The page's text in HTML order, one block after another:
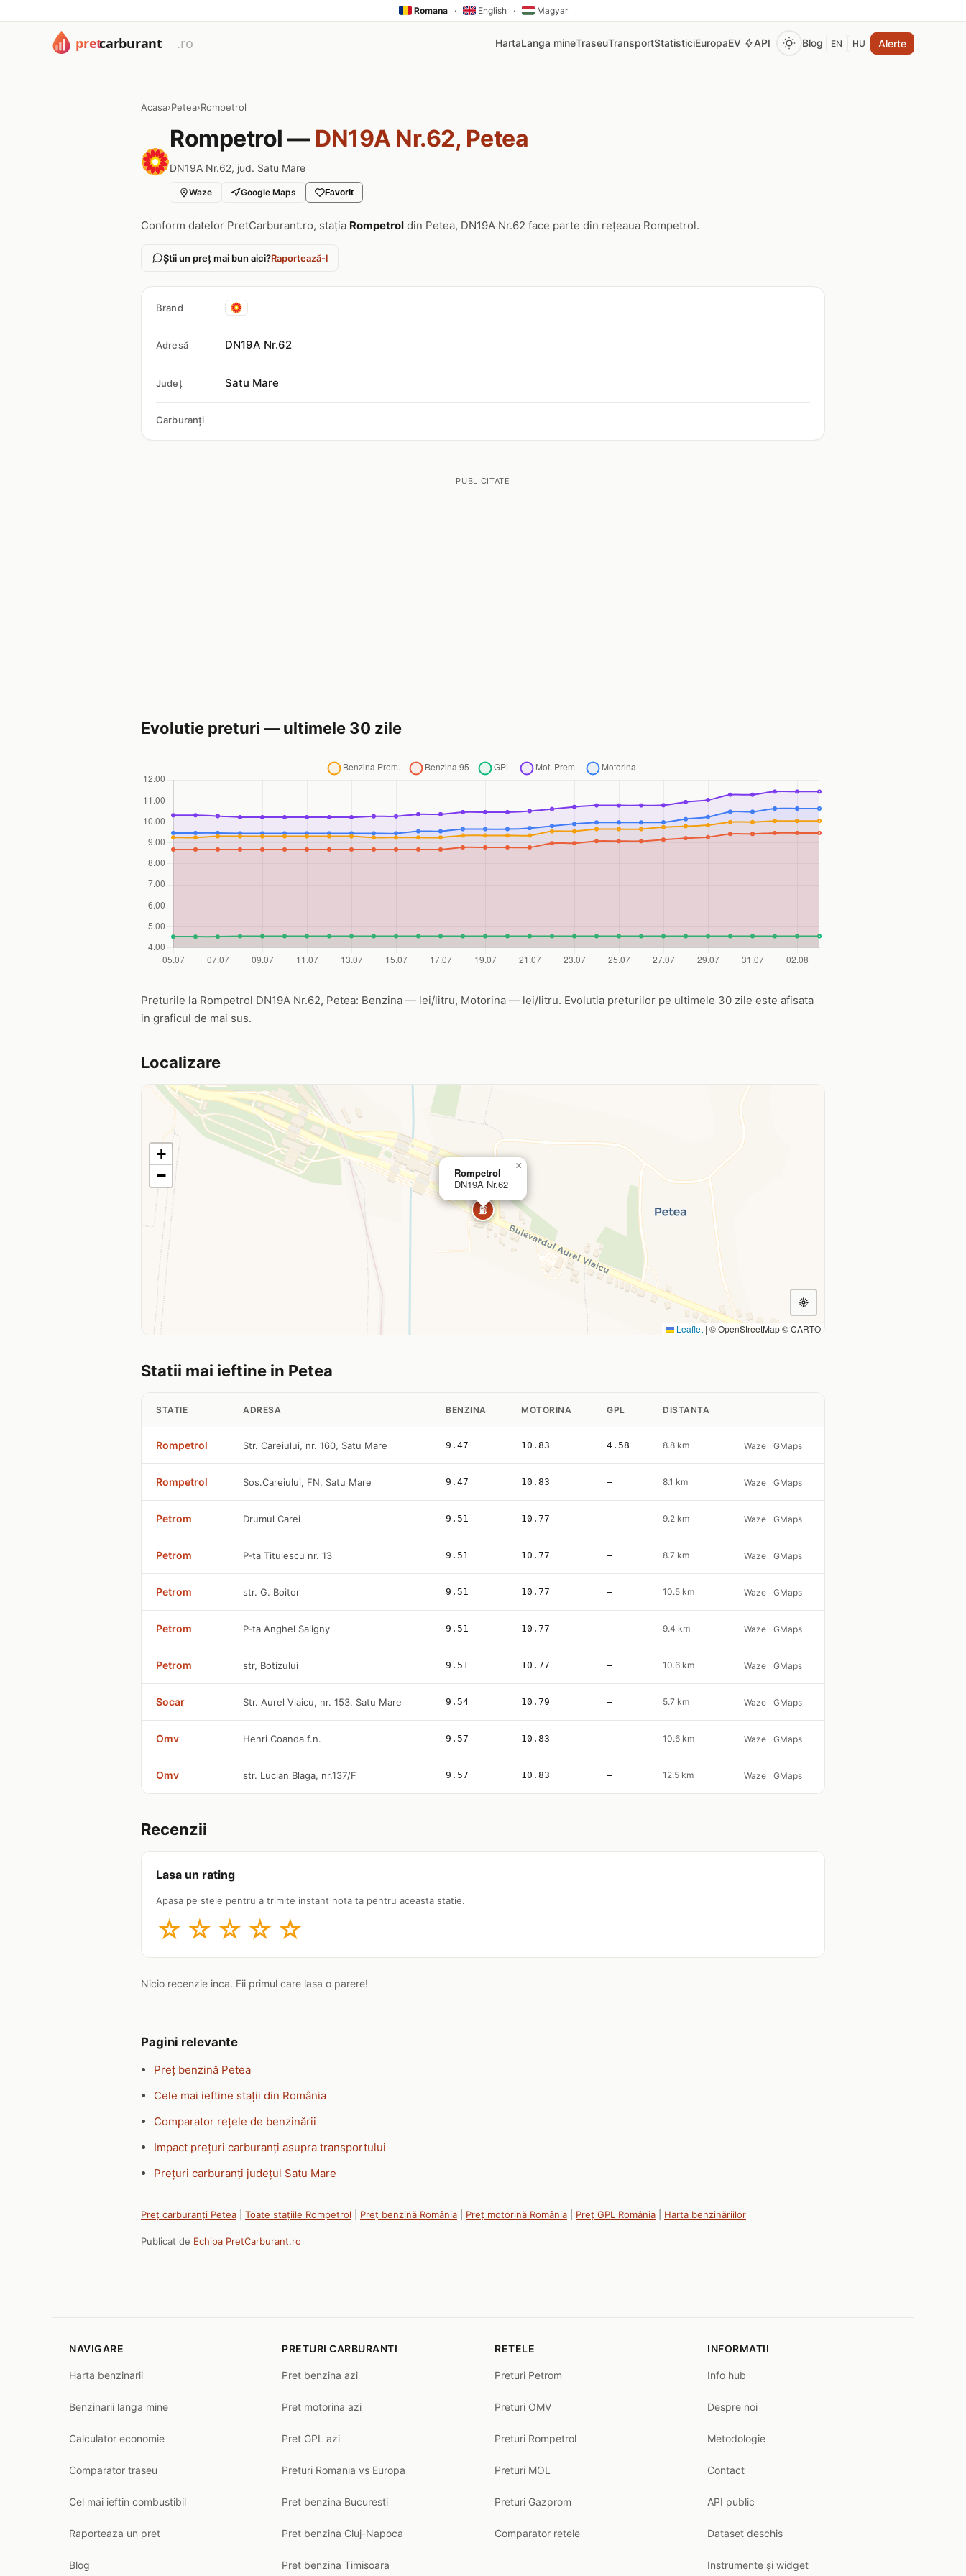
Romana · English · Magyar
HartaLanga mineTraseuTransportStatisticiEuropaEV API Blog EN HU Alerte
Acasa›Petea›Rompetrol
Rompetrol — DN19A Nr.62, Petea
DN19A Nr.62, jud. Satu Mare
Waze Google Maps Favorit
Conform datelor PretCarburant.ro, stația Rompetrol din Petea, DN19A Nr.62 face parte din rețeaua Rompetrol.
Știi un preț mai bun aici?Raportează-l
Brand
Adresă DN19A Nr.62
Județ Satu Mare
Carburanți
PUBLICITATE
Evolutie preturi — ultimele 30 zile
Preturile la Rompetrol DN19A Nr.62, Petea: Benzina — lei/litru, Motorina — lei/litru. Evolutia preturilor pe ultimele 30 zile este afisata
in graficul de mai sus.
Localizare
⛽
Rompetrol
DN19A Nr.62
×
+
−
Leaflet | © OpenStreetMap © CARTO
Statii mai ieftine in Petea
STATIE ADRESA BENZINA MOTORINA GPL DISTANTA
Rompetrol Str. Careiului, nr. 160, Satu Mare 9.47 10.83 4.58 8.8 km Waze GMaps
Rompetrol Sos.Careiului, FN, Satu Mare 9.47 10.83 — 8.1 km Waze GMaps
Petrom Drumul Carei 9.51 10.77 — 9.2 km Waze GMaps
Petrom P-ta Titulescu nr. 13 9.51 10.77 — 8.7 km Waze GMaps
Petrom str. G. Boitor 9.51 10.77 — 10.5 km Waze GMaps
Petrom P-ta Anghel Saligny 9.51 10.77 — 9.4 km Waze GMaps
Petrom str, Botizului 9.51 10.77 — 10.6 km Waze GMaps
Socar Str. Aurel Vlaicu, nr. 153, Satu Mare 9.54 10.79 — 5.7 km Waze GMaps
Omv Henri Coanda f.n. 9.57 10.83 — 10.6 km Waze GMaps
Omv str. Lucian Blaga, nr.137/F 9.57 10.83 — 12.5 km Waze GMaps
Recenzii
Lasa un rating
Apasa pe stele pentru a trimite instant nota ta pentru aceasta statie.
☆ ☆ ☆ ☆ ☆
Nicio recenzie inca. Fii primul care lasa o parere!
Pagini relevante
Preț benzină Petea
Cele mai ieftine stații din România
Comparator rețele de benzinării
Impact prețuri carburanți asupra transportului
Prețuri carburanți județul Satu Mare
Preț carburanți Petea Toate stațiile Rompetrol Preț benzină România Preț motorină România Preț GPL România Harta benzinăriilor
Publicat de Echipa PretCarburant.ro
NAVIGARE
Harta benzinarii
Benzinarii langa mine
Calculator economie
Comparator traseu
Cel mai ieftin combustibil
Raporteaza un pret
Blog
PRETURI CARBURANTI
Pret benzina azi
Pret motorina azi
Pret GPL azi
Preturi Romania vs Europa
Pret benzina Bucuresti
Pret benzina Cluj-Napoca
Pret benzina Timisoara
RETELE
Preturi Petrom
Preturi OMV
Preturi Rompetrol
Preturi MOL
Preturi Gazprom
Comparator retele
INFORMATII
Info hub
Despre noi
Metodologie
Contact
API public
Dataset deschis
Instrumente și widget